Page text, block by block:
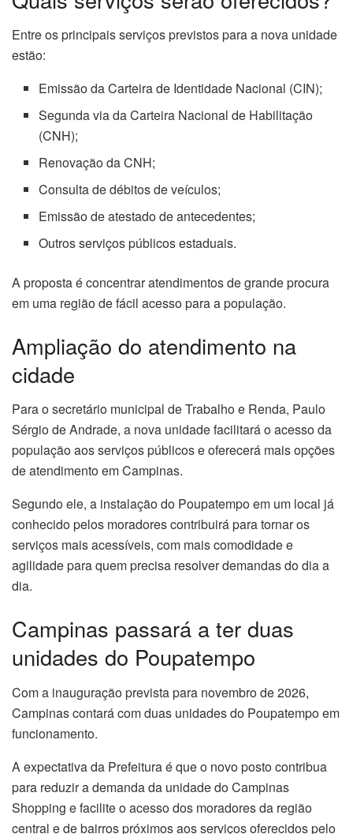
Entre os principais serviços previstos para a nova unidade
estão:
Emissão da Carteira de Identidade Nacional (CIN);
Segunda via da Carteira Nacional de Habilitação
(CNH);
Renovação da CNH;
Consulta de débitos de veículos;
Emissão de atestado de antecedentes;
Outros serviços públicos estaduais.
A proposta é concentrar atendimentos de grande procura
em uma região de fácil acesso para a população.
Ampliação do atendimento na
cidade
Para o secretário municipal de Trabalho e Renda, Paulo
Sérgio de Andrade, a nova unidade facilitará o acesso da
população aos serviços públicos e oferecerá mais opções
de atendimento em Campinas.
Segundo ele, a instalação do Poupatempo em um local já
conhecido pelos moradores contribuirá para tornar os
serviços mais acessíveis, com mais comodidade e
agilidade para quem precisa resolver demandas do dia a
dia.
Campinas passará a ter duas
unidades do Poupatempo
Com a inauguração prevista para novembro de 2026,
Campinas contará com duas unidades do Poupatempo em
funcionamento.
A expectativa da Prefeitura é que o novo posto contribua
para reduzir a demanda da unidade do Campinas
Shopping e facilite o acesso dos moradores da região
central e de bairros próximos aos serviços oferecidos pelo